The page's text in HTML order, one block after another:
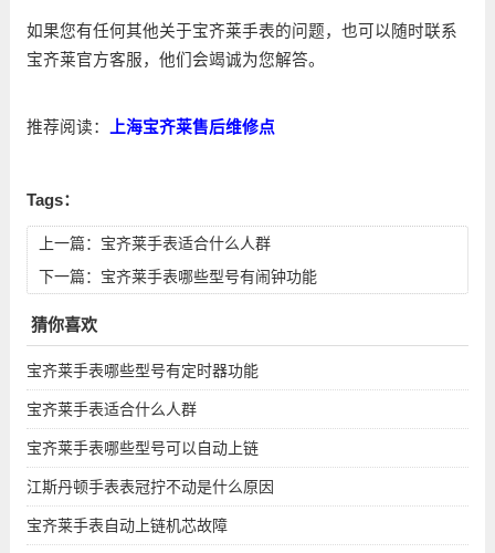
如果您有任何其他关于宝齐莱手表的问题，也可以随时联系
宝齐莱官方客服，他们会竭诚为您解答。
推荐阅读： 上海宝齐莱售后维修点
Tags：
上一篇： 宝齐莱手表适合什么人群
下一篇： 宝齐莱手表哪些型号有闹钟功能
猜你喜欢
宝齐莱手表哪些型号有定时器功能
宝齐莱手表适合什么人群
宝齐莱手表哪些型号可以自动上链
江斯丹顿手表表冠拧不动是什么原因
宝齐莱手表自动上链机芯故障